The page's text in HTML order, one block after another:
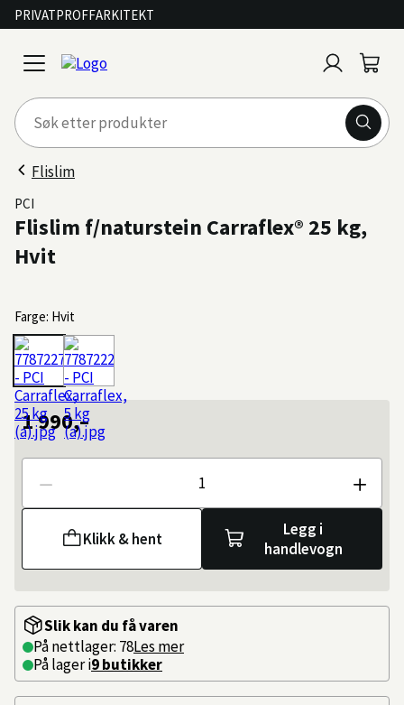
PRIVATPROFFARKITEKT
open
menu
inn
Flislim
PCI
Flislim f/naturstein Carraflex® 25 kg,
Hvit
Farge: Hvit
1 990,–
Antall
Klikk & hent
Legg i
handlevogn
Slik kan du få varen
På nettlager: 78Les mer
På lager i9 butikker